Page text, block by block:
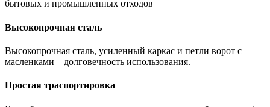
бытовых и промышленных отходов
Высокопрочная сталь
Высокопрочная сталь, усиленный каркас и петли ворот с
масленками – долговечность использования.
Простая траспортировка